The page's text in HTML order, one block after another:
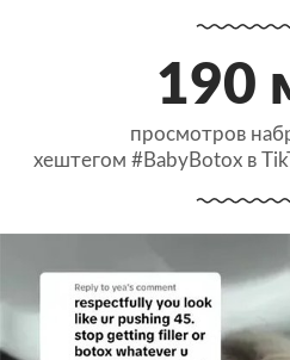
190
просмотров
хештегом #BabyBotox в